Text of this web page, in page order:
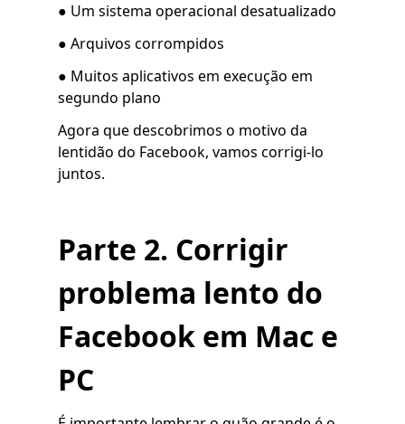
● Um sistema operacional desatualizado
● Arquivos corrompidos
● Muitos aplicativos em execução em
segundo plano
Agora que descobrimos o motivo da
lentidão do Facebook, vamos corrigi-lo
juntos.
Parte 2. Corrigir
problema lento do
Facebook em Mac e
PC